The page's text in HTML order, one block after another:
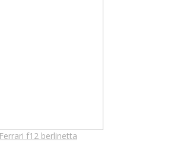
Ferrari f12 berlinetta